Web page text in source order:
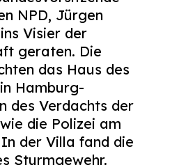
NPD, Jürgen
Visier der
geraten. Die
das Haus des
Hamburg-
des Verdachts der
die Polizei am
der Villa fand die
Sturmgewehr.